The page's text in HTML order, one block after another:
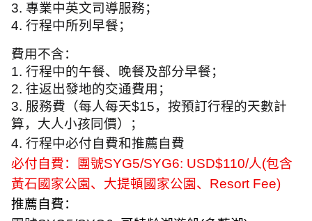
3. 專業中英文司導服務；
4. 行程中所列早餐；
費用不含：
1. 行程中的午餐、晚餐及部分早餐；
2. 往返出發地的交通費用；
3. 服務費（每人每天$15，按預訂行程的天數計
算，大人小孩同價）；
4. 行程中必付自費和推薦自費
必付自費：
團號SYG5/SYG6: USD$110/人(包含
黃石國家公園、大提頓國家公園、 Resort Fee)
推薦自費：